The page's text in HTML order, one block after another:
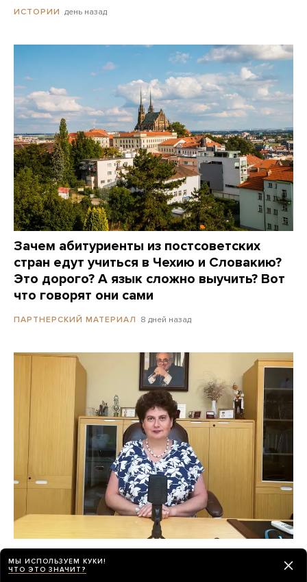
ИСТОРИИ день назад
Зачем абитуриенты из постсоветских
стран едут учиться в Чехию и Словакию?
Это дорого? А язык сложно выучить? Вот
что говорят они сами
ПАРТНЕРСКИЙ МАТЕРИАЛ 8 дней назад
«Психиатрия возвращается в темные
времена»
МЫ ИСПОЛЬЗУЕМ КУКИ!
ЧТО ЭТО ЗНАЧИТ?